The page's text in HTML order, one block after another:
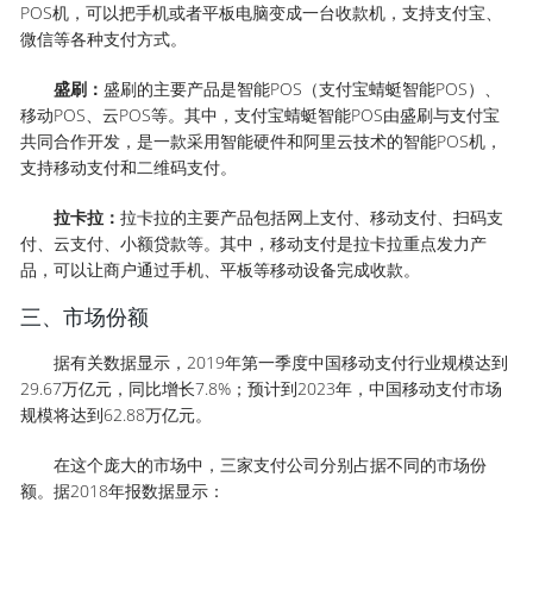
POS机，可以把手机或者平板电脑变成一台收款机，支持支付宝、
微信等各种支付方式。
盛刷：盛刷的主要产品是智能POS（支付宝蜻蜓智能POS）、
移动POS、云POS等。其中，支付宝蜻蜓智能POS由盛刷与支付宝
共同合作开发，是一款采用智能硬件和阿里云技术的智能POS机，
支持移动支付和二维码支付。
拉卡拉：拉卡拉的主要产品包括网上支付、移动支付、扫码支
付、云支付、小额贷款等。其中，移动支付是拉卡拉重点发力产
品，可以让商户通过手机、平板等移动设备完成收款。
三、市场份额
据有关数据显示，2019年第一季度中国移动支付行业规模达到
29.67万亿元，同比增长7.8%；预计到2023年，中国移动支付市场
规模将达到62.88万亿元。
在这个庞大的市场中，三家支付公司分别占据不同的市场份
额。据2018年报数据显示：